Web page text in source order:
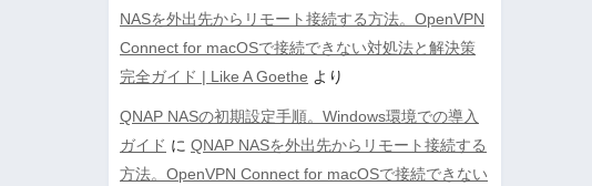
NASを外出先からリモート接続する方法。OpenVPN
Connect for macOSで接続できない対処法と解決策
完全ガイド | Like A Goethe より
QNAP NASの初期設定手順。Windows環境での導入
ガイド に QNAP NASを外出先からリモート接続する
方法。OpenVPN Connect for macOSで接続できない